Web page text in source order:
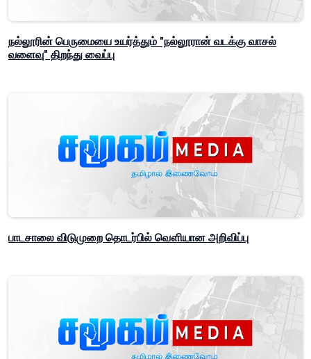
நல்லூரின் பெருமையை உயர்த்தும் "நல்லூரான் வடக்கு வாசல்
வளைவு" திறந்து வைப்பு
பாடசாலை விடுமுறை தொடர்பில் வௌியான அறிவிப்பு